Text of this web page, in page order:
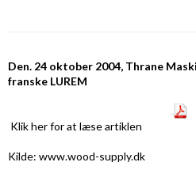
Den. 24 oktober 2004, Thrane
franske LUREM
Klik herfor at læse artiklen
Kilde: www.wood-supply.dk